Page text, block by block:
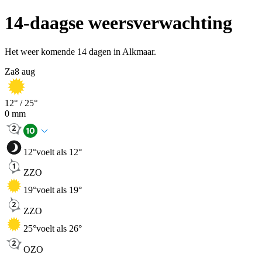
14-daagse weersverwachting
Het weer komende 14 dagen in Alkmaar.
Za8 aug
12° / 25°
0 mm
12°voelt als 12°
ZZO
19°voelt als 19°
ZZO
25°voelt als 26°
OZO